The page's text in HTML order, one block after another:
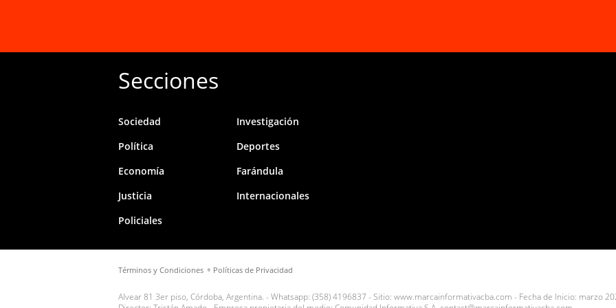
Secciones
Sociedad
Política
Economía
Justicia
Policiales
Investigación
Deportes
Farándula
Internacionales
Términos y Condiciones Políticas de Privacidad
Alvear 81 3er piso, Córdoba, Argentina. - Whatsapp: (358) 4196837 - Sitio: www.marcainformativacba.com - Fecha de Inicio: marzo